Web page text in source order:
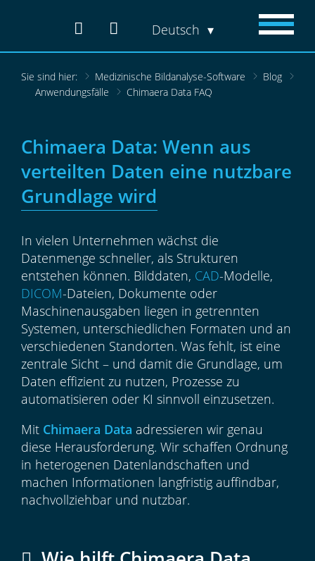
Deutsch
Sie sind hier: Medizinische Bildanalyse-Software
Blog
Anwendungsfälle
Chimaera Data FAQ
Chimaera Data: Wenn aus
verteilten Daten eine nutzbare
Grundlage wird
In vielen Unternehmen wächst die
Datenmenge schneller, als Strukturen
entstehen können. Bilddaten, CAD-Modelle,
DICOM-Dateien, Dokumente oder
Maschinenausgaben liegen in getrennten
Systemen, unterschiedlichen Formaten und an
verschiedenen Standorten. Was fehlt, ist eine
zentrale Sicht – und damit die Grundlage, um
Daten effizient zu nutzen, Prozesse zu
automatisieren oder KI sinnvoll einzusetzen.
Mit Chimaera Data adressieren wir genau
diese Herausforderung. Wir schaffen Ordnung
in heterogenen Datenlandschaften und
machen Informationen langfristig auffindbar,
nachvollziehbar und nutzbar.